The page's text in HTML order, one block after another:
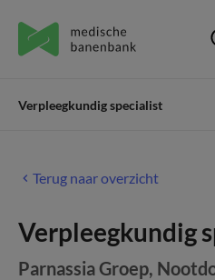
Verpleegkundig specialist
Terug naar overzicht
Verpleegkundig
Parnassia Groep,